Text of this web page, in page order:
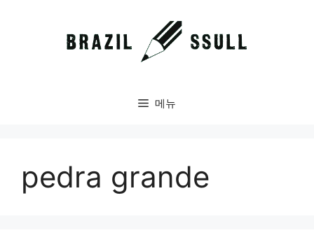
메뉴
pedra grande